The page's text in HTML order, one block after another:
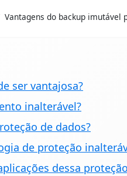
Vantagens do backup imutável
ser vantajosa?
inalterável?
de dados?
de proteção
dessa